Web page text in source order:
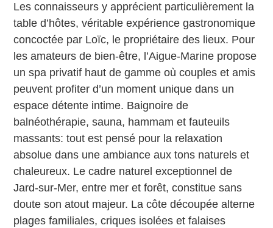
Les connaisseurs y apprécient particulièrement la
table d’hôtes, véritable expérience gastronomique
concoctée par Loïc, le propriétaire des lieux. Pour
les amateurs de bien-être, l’Aigue-Marine propose
un spa privatif haut de gamme où couples et amis
peuvent profiter d’un moment unique dans un
espace détente intime. Baignoire de
balnéothérapie, sauna, hammam et fauteuils
massants: tout est pensé pour la relaxation
absolue dans une ambiance aux tons naturels et
chaleureux. Le cadre naturel exceptionnel de
Jard-sur-Mer, entre mer et forêt, constitue sans
doute son atout majeur. La côte découpée alterne
plages familiales, criques isolées et falaises